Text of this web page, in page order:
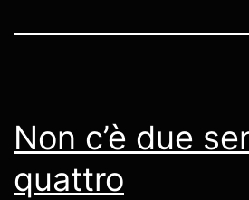
Non c’è due
quattro